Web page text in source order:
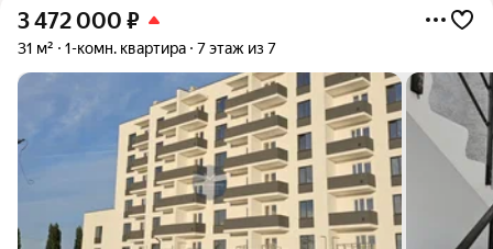
3 472 000 ₽
31 м² 1-комн. квартира 7 этаж из 7